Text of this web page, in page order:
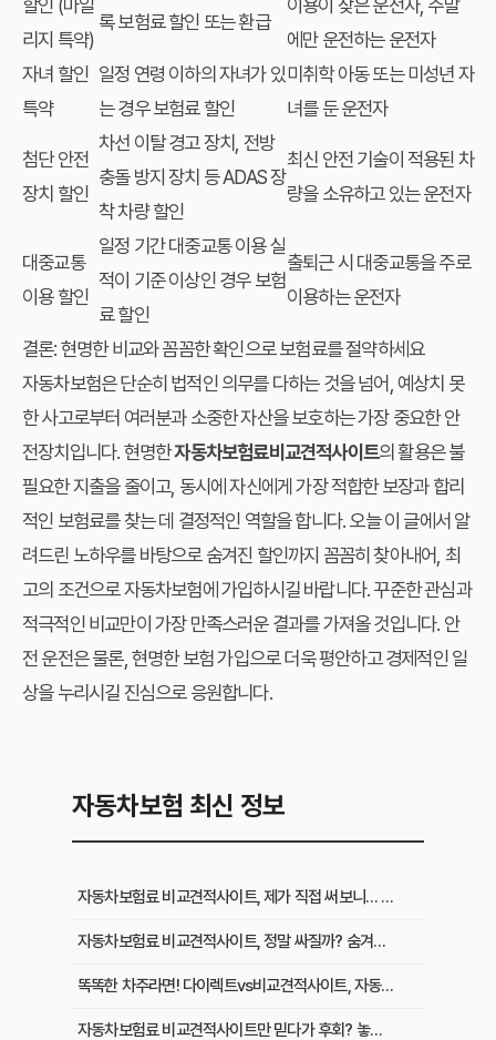
할인 (마일
리지 특약)
록 보험료 할인 또는 환급
이용이 잦은 운전자, 주말
에만 운전하는 운전자
자녀 할인
특약
일정 연령 이하의 자녀가 있
는 경우 보험료 할인
미취학 아동 또는 미성년 자
녀를 둔 운전자
첨단 안전
장치 할인
차선 이탈 경고 장치, 전방
충돌 방지 장치 등 ADAS 장
착 차량 할인
최신 안전 기술이 적용된 차
량을 소유하고 있는 운전자
대중교통
이용 할인
일정 기간 대중교통 이용 실
적이 기준 이상인 경우 보험
료 할인
출퇴근 시 대중교통을 주로
이용하는 운전자
결론: 현명한 비교와 꼼꼼한 확인으로 보험료를 절약하세요
자동차보험은 단순히 법적인 의무를 다하는 것을 넘어, 예상치 못
한 사고로부터 여러분과 소중한 자산을 보호하는 가장 중요한 안
전장치입니다. 현명한자동차보험료비교견적사이트의 활용은 불
필요한 지출을 줄이고, 동시에 자신에게 가장 적합한 보장과 합리
적인 보험료를 찾는 데 결정적인 역할을 합니다. 오늘 이 글에서 알
려드린 노하우를 바탕으로 숨겨진 할인까지 꼼꼼히 찾아내어, 최
고의 조건으로 자동차보험에 가입하시길 바랍니다. 꾸준한 관심과
적극적인 비교만이 가장 만족스러운 결과를 가져올 것입니다. 안
전 운전은 물론, 현명한 보험 가입으로 더욱 평안하고 경제적인 일
상을 누리시길 진심으로 응원합니다.
자동차보험 최신 정보
자동차보험료 비교견적사이트, 제가 직접 써보니… 갱신 전 꼭 알아야 할 것들
자동차보험료 비교견적사이트, 정말 싸질까? 숨겨진 혜택과 단점 완벽 해부
똑똑한 차주라면! 다이렉트vs비교견적사이트, 자동차보험료 할인율 전격 비교
자동차보험료 비교견적사이트만 믿다가 후회? 놓치기 쉬운 ‘이것’ 확인하세요!